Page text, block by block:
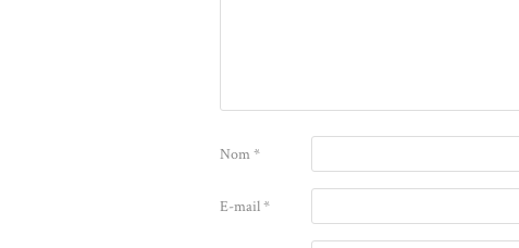
Nom*
E-mail*